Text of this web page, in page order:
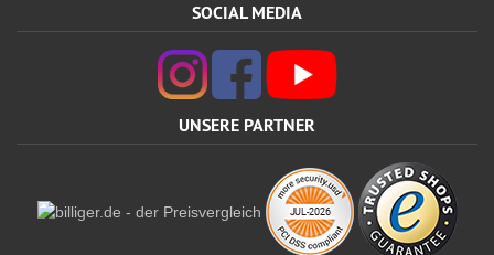
SOCIAL MEDIA
UNSERE PARTNER